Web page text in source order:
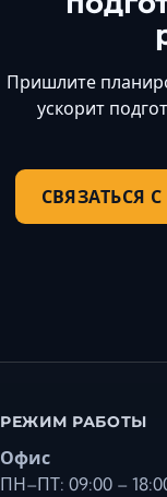
Пришлите
ускорит
СВЯЗАТЬСЯ
РЕЖИМ РАБОТЫ
Офис
ПН–ПТ: 09:00 –